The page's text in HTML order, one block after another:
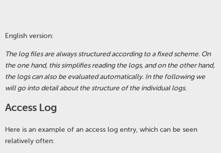
English version:
The log files are always structured according to a fixed scheme. On
the one hand, this simplifies reading the logs, and on the other hand,
the logs can also be evaluated automatically. In the following we
will go into detail about the structure of the individual logs.
Access Log
Here is an example of an access log entry, which can be seen
relatively often: